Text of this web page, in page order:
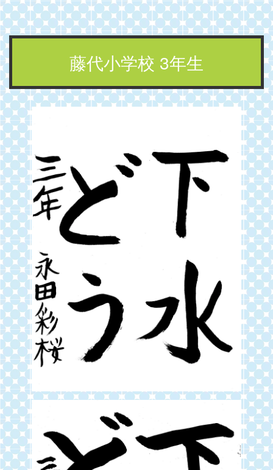
藤代小学校 3年生